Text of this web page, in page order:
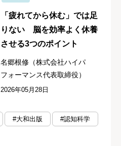
「疲れてから休む」では足
りない 脳を効率よく休養
させる3つのポイント
名郷根修（株式会社ハイパ
フォーマンス代表取締役）
2026年05月28日
#大和出版
#認知科学